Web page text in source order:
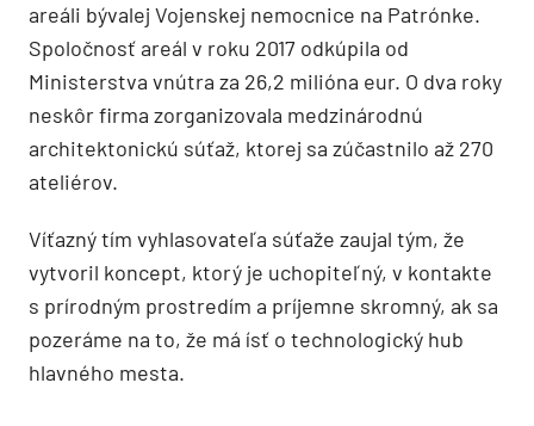
areáli bývalej Vojenskej nemocnice na Patrónke.
Spoločnosť areál v roku 2017 odkúpila od
Ministerstva vnútra za 26,2 milióna eur. O dva roky
neskôr firma zorganizovala medzinárodnú
architektonickú súťaž, ktorej sa zúčastnilo až 270
ateliérov.
Víťazný tím vyhlasovateľa súťaže zaujal tým, že
vytvoril koncept, ktorý je uchopiteľný, v kontakte
s prírodným prostredím a príjemne skromný, ak sa
pozeráme na to, že má ísť o technologický hub
hlavného mesta.